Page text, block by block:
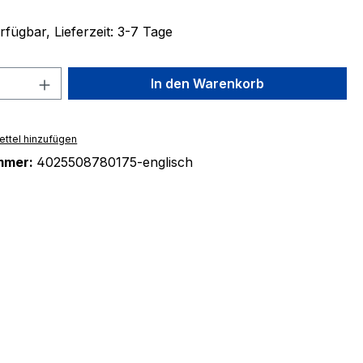
Lieferzeit: 3-7 Tage
Anzahl: Gib den gewünschten Wert
In den Warenkorb
hinzufügen
4025508780175-englisch